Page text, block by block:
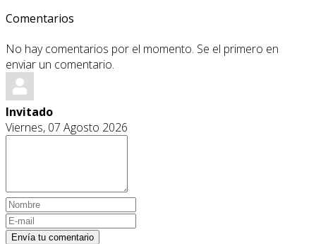
Comentarios
No hay comentarios por el momento. Se el primero en
enviar un comentario.
Invitado
Viernes, 07 Agosto 2026
Envía tu comentario